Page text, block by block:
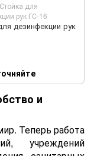
для
рук ГС-16
дезинфекции рук
и
Теперь работа
учреждений